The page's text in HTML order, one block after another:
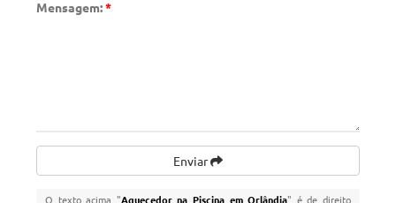
Mensagem:*
Enviar
O texto acima "Aquecedor na Piscina em Orlândia" é de direito